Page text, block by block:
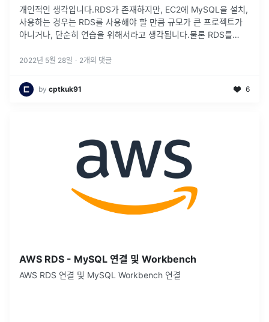
개인적인 생각입니다.RDS가 존재하지만, EC2에 MySQL을 설치,
사용하는 경우는 RDS를 사용해야 할 만큼 규모가 큰 프로젝트가
아니거나, 단순히 연습을 위해서라고 생각됩니다.물론 RDS를
서비스를...
2022년 5월 28일 · 2개의 댓글
by cptkuk91 6
AWS RDS - MySQL 연결 및 Workbench
AWS RDS 연결 및 MySQL Workbench 연결